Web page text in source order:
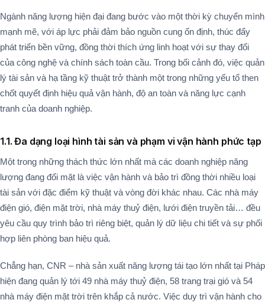
Ngành năng lượng hiện đại đang bước vào một thời kỳ chuyển mình
mạnh mẽ, với áp lực phải đảm bảo nguồn cung ổn định, thúc đẩy
phát triển bền vững, đồng thời thích ứng linh hoạt với sự thay đổi
của công nghệ và chính sách toàn cầu. Trong bối cảnh đó, việc quản
lý tài sản và hạ tầng kỹ thuật trở thành một trong những yếu tố then
chốt quyết định hiệu quả vận hành, độ an toàn và năng lực cạnh
tranh của doanh nghiệp.
1.1. Đa dạng loại hình tài sản và phạm vi vận hành phức tạp
Một trong những thách thức lớn nhất mà các doanh nghiệp năng
lượng đang đối mặt là việc vận hành và bảo trì đồng thời nhiều loại
tài sản với đặc điểm kỹ thuật và vòng đời khác nhau. Các nhà máy
điện gió, điện mặt trời, nhà máy thuỷ điện, lưới điện truyền tải… đều
yêu cầu quy trình bảo trì riêng biệt, quản lý dữ liệu chi tiết và sự phối
hợp liên phòng ban hiệu quả.
Chẳng hạn, CNR – nhà sản xuất năng lượng tái tạo lớn nhất tại Pháp
hiện đang quản lý tới 49 nhà máy thuỷ điện, 58 trang trại gió và 54
nhà máy điện mặt trời trên khắp cả nước​. Việc duy trì vận hành cho